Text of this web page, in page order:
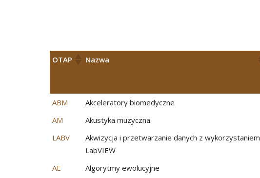
OTAP Nazwa
ABM
Akceleratory biomedyczne
AM
Akustyka muzyczna
LABV
Akwizycja i przetwarzanie danych z wykorzystaniem
LabVIEW
AE Algorytmy ewolucyjne